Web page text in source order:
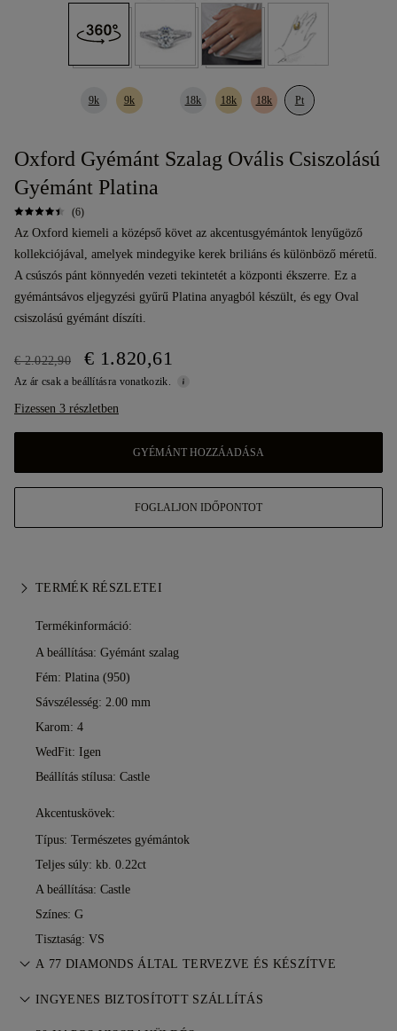
9k 9k 18k 18k 18k Pt
Oxford Gyémánt Szalag Ovális Csiszolású
Gyémánt Platina
(6)
Az Oxford kiemeli a középső követ az akcentusgyémántok lenyűgöző
kollekciójával, amelyek mindegyike kerek briliáns és különböző méretű.
A csúszós pánt könnyedén vezeti tekintetét a központi ékszerre. Ez a
gyémántsávos eljegyzési gyűrű Platina anyagból készült, és egy Oval
csiszolású gyémánt díszíti.
€ 2.022,90 € 1.820,61
Az ár csak a beállításra vonatkozik.
Fizessen 3 részletben
GYÉMÁNT HOZZÁADÁSA
FOGLALJON IDŐPONTOT
TERMÉK RÉSZLETEI
Termékinformáció:
A beállítása: Gyémánt szalag
Fém: Platina (950)
Sávszélesség: 2.00 mm
Karom: 4
WedFit: Igen
Beállítás stílusa: Castle
Akcentuskövek:
Típus: Természetes gyémántok
Teljes súly: kb. 0.22ct
A beállítása: Castle
Színes: G
Tisztaság: VS
A 77 DIAMONDS ÁLTAL TERVEZVE ÉS KÉSZÍTVE
Az ékszerkészítés művészete, a 77 Diamonds mestereitől —
INGYENES BIZTOSÍTOTT SZÁLLÍTÁS